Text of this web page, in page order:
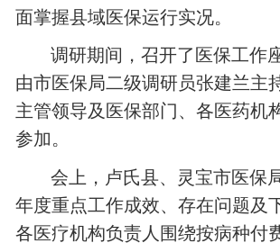
面掌握县域医保运行实况。
调研期间，召开了医保工作
由市医保局二级调研员张建兰主
主管领导及医保部门、各医药机
参加。
会上，卢氏县、灵宝市医保
年度重点工作成效、存在问题及
各医疗机构负责人围绕按病种付